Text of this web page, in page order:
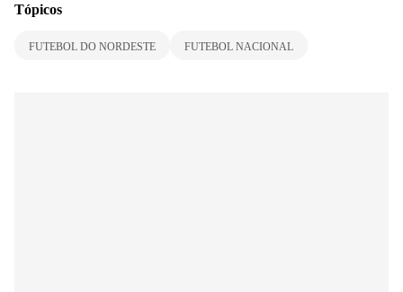
Tópicos
FUTEBOL DO NORDESTE FUTEBOL NACIONAL